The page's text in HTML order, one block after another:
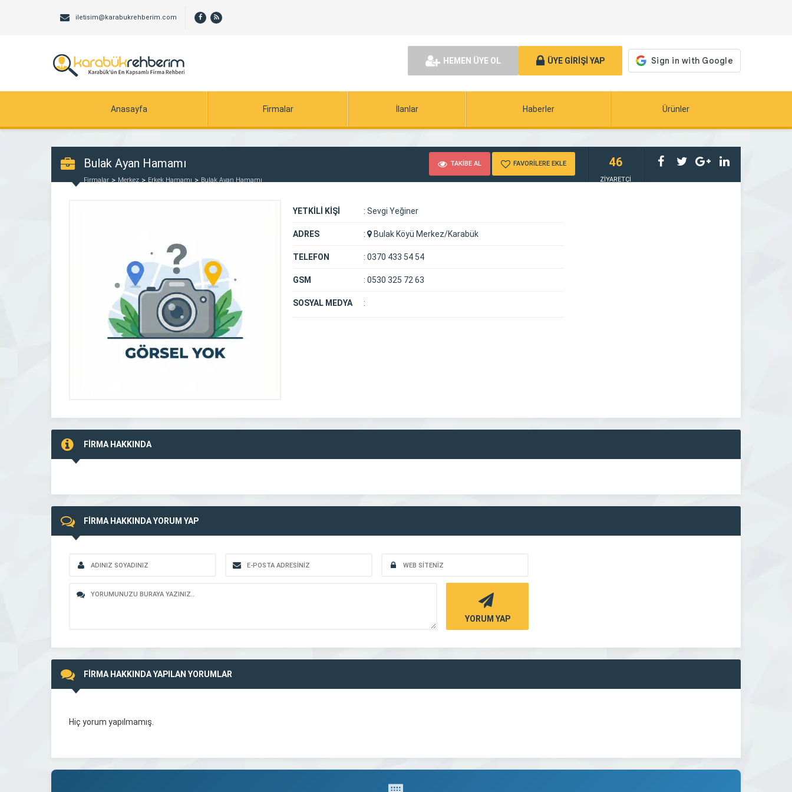
iletisim@karabukrehberim.com
HEMEN ÜYE OL ÜYE GİRİŞİ YAP
Anasayfa Firmalar İlanlar Haberler Ürünler
Bulak Ayan Hamamı
Firmalar Merkez Erkek Hamamı Bulak Ayan Hamamı
TAKİBE AL FAVORİLERE EKLE 46
ZİYARETÇİ
YETKİLİ KİŞİ : Sevgi Yeğiner
ADRES : Bulak Köyü Merkez/Karabük
TELEFON : 0370 433 54 54
GSM : 0530 325 72 63
SOSYAL MEDYA :
FİRMA HAKKINDA
FİRMA HAKKINDA YORUM YAP
YORUM YAP
FİRMA HAKKINDA YAPILAN YORUMLAR
Hiç yorum yapılmamış.